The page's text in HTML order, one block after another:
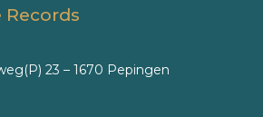
Records
23 – 1670 Pepingen